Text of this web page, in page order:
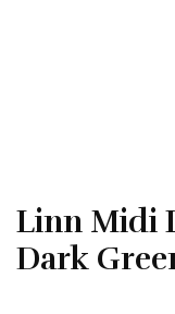
Linn Midi
Dark